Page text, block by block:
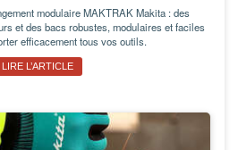
modulaire MAKTRAK Makita : des
et des bacs robustes, modulaires et faciles
efficacement tous vos outils.
LIRE L’ARTICLE